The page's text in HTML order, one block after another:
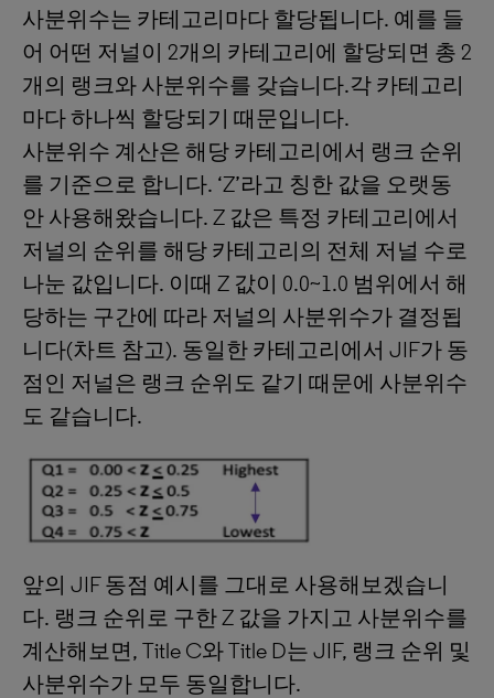
사분위수는 카테고리마다 할당됩니다. 예를 들
어 어떤 저널이 2개의 카테고리에 할당되면 총 2
개의 랭크와 사분위수를 갖습니다.각 카테고리
마다 하나씩 할당되기 때문입니다.
사분위수 계산은 해당 카테고리에서 랭크 순위
를 기준으로 합니다. ‘Z’라고 칭한 값을 오랫동
안 사용해왔습니다. Z 값은 특정 카테고리에서
저널의 순위를 해당 카테고리의 전체 저널 수로
나눈 값입니다. 이때 Z 값이 0.0~1.0 범위에서 해
당하는 구간에 따라 저널의 사분위수가 결정됩
니다(차트 참고). 동일한 카테고리에서 JIF가 동
점인 저널은 랭크 순위도 같기 때문에 사분위수
도 같습니다.
앞의 JIF 동점 예시를 그대로 사용해보겠습니
다. 랭크 순위로 구한 Z 값을 가지고 사분위수를
계산해보면, Title C와 Title D는 JIF, 랭크 순위 및
사분위수가 모두 동일합니다.